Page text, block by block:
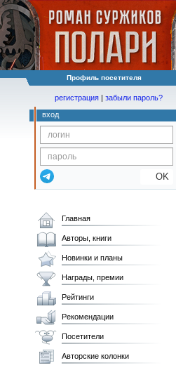
Профиль посетителя
регистрация | забыли пароль?
вход
OK
Главная
Авторы, книги
Новинки и планы
Награды, премии
Рейтинги
Рекомендации
Посетители
Авторские колонки